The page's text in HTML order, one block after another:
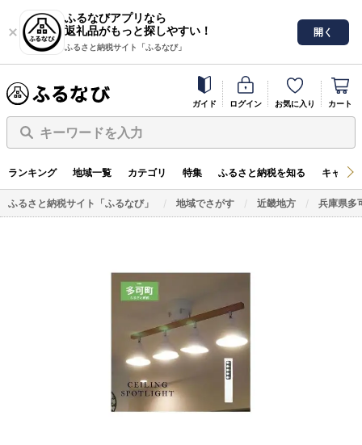
ふるなびアプリなら
返礼品がもっと探しやすい！
ふるさと納税サイト「ふるなび」
開く
ガイド ログイン お気に入り カート
キーワードを入力
ランキング 地域一覧 カテゴリ 特集 ふるさと納税を知る キャン
ふるさと納税サイト「ふるなび」 地域でさがす 近畿地方 兵庫県多